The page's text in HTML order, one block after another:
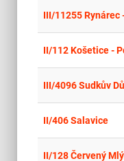
III/11255 Rynárec
II/112 Košetice -
III/4096 Sudkův
II/406 Salavice
II/128 Červený